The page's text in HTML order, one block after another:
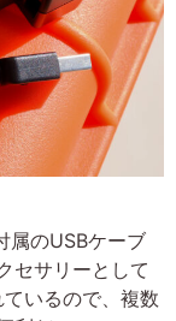
属のUSBケーブ
セサリーとして
いるので、複数